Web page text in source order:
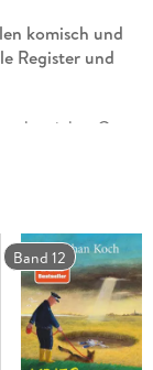
komisch und
Register und
nichts Gutes
und auf der
Gestalt die
und
Messer
wird die
Band 12